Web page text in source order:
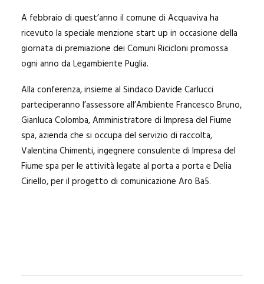
A febbraio di quest’anno il comune di Acquaviva ha
ricevuto la speciale menzione start up in occasione della
giornata di premiazione dei Comuni Ricicloni promossa
ogni anno da Legambiente Puglia.
Alla conferenza, insieme al Sindaco Davide Carlucci
parteciperanno l’assessore all’Ambiente Francesco Bruno,
Gianluca Colomba, Amministratore di Impresa del Fiume
spa, azienda che si occupa del servizio di raccolta,
Valentina Chimenti, ingegnere consulente di Impresa del
Fiume spa per le attività legate al porta a porta e Delia
Ciriello, per il progetto di comunicazione Aro Ba5.